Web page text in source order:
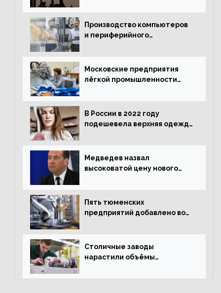
промышленности
Производство компьютеров
и периферийного
Московские предприятия
лёгкой промышленности
В России в 2022 году
подешевела верхняя одежда
Медведев назвал
высоковатой цену нового
Пять тюменских
предприятий добавлено во
туризма
Столичные заводы
нарастили объёмы
электрооборудования на